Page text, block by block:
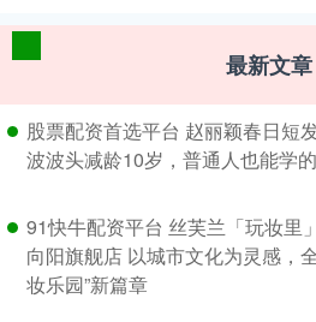
最新文章
股票配资首选平台 赵丽颖春日短
波波头减龄10岁，普通人也能学
91快牛配资平台 丝芙兰「玩妆里
向阳旗舰店 以城市文化为灵感，
妆乐园”新篇章